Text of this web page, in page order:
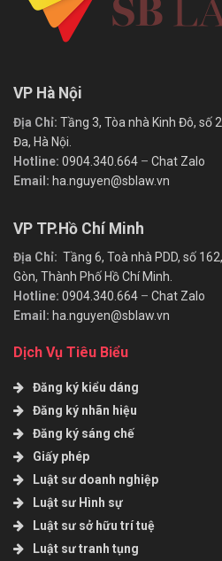
VP Hà Nội
Địa Chỉ: Tầng 3, Tòa nhà Kinh Đô, số
Đa, Hà Nội.
Hotline: 0904.340.664 – Chat Zalo
Email: ha.nguyen@sblaw.vn
VP TP.Hồ Chí Minh
Địa Chỉ: Tầng 6, Toà nhà PDD, số
Gòn, Thành Phố Hồ Chí Minh.
Hotline: 0904.340.664 – Chat Zalo
Email: ha.nguyen@sblaw.vn
Dịch Vụ Tiêu Biểu
Đăng ký kiểu dáng
Đăng ký nhãn hiệu
Đăng ký sáng chế
Giấy phép
Luật sư doanh nghiệp
Luật sư Hình sự
Luật sư sở hữu trí tuệ
Luật sư tranh tụng